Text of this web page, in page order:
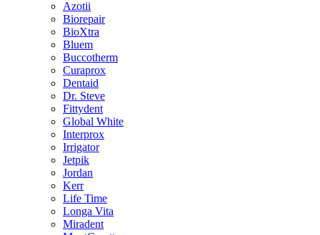
Azotii
Biorepair
BioXtra
Bluem
Buccotherm
Curaprox
Dentaid
Dr. Steve
Fittydent
Global White
Interprox
Irrigator
Jetpik
Jordan
Kerr
Life Time
Longa Vita
Miradent